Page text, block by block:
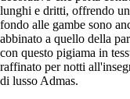
lunghi e dritti, offrendo
fondo alle gambe sono
abbinato a quello della
con questo pigiama in
raffinato per notti
di lusso Admas.